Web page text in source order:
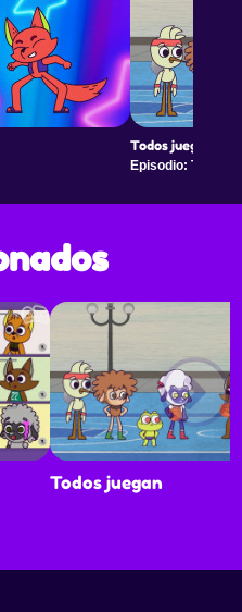
Todos juegan
Episodio: T1E14
Todos juegan